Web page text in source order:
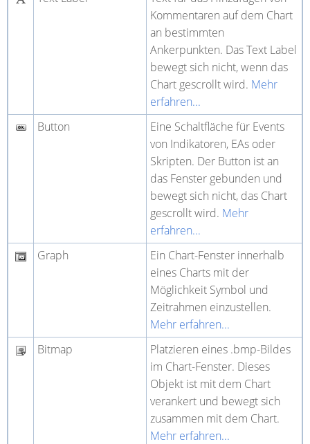
Kommentaren auf dem Chart
an bestimmten
Ankerpunkten. Das Text Label
bewegt sich nicht, wenn das
Chart gescrollt wird. Mehr
erfahren...
Button
Eine Schaltfläche für Events
von Indikatoren, EAs oder
Skripten. Der Button ist an
das Fenster gebunden und
bewegt sich nicht, das Chart
gescrollt wird. Mehr
erfahren...
Graph
Ein Chart-Fenster innerhalb
eines Charts mit der
Möglichkeit Symbol und
Zeitrahmen einzustellen.
Mehr erfahren...
Bitmap
Platzieren eines .bmp-Bildes
im Chart-Fenster. Dieses
Objekt ist mit dem Chart
verankert und bewegt sich
zusammen mit dem Chart.
Mehr erfahren...